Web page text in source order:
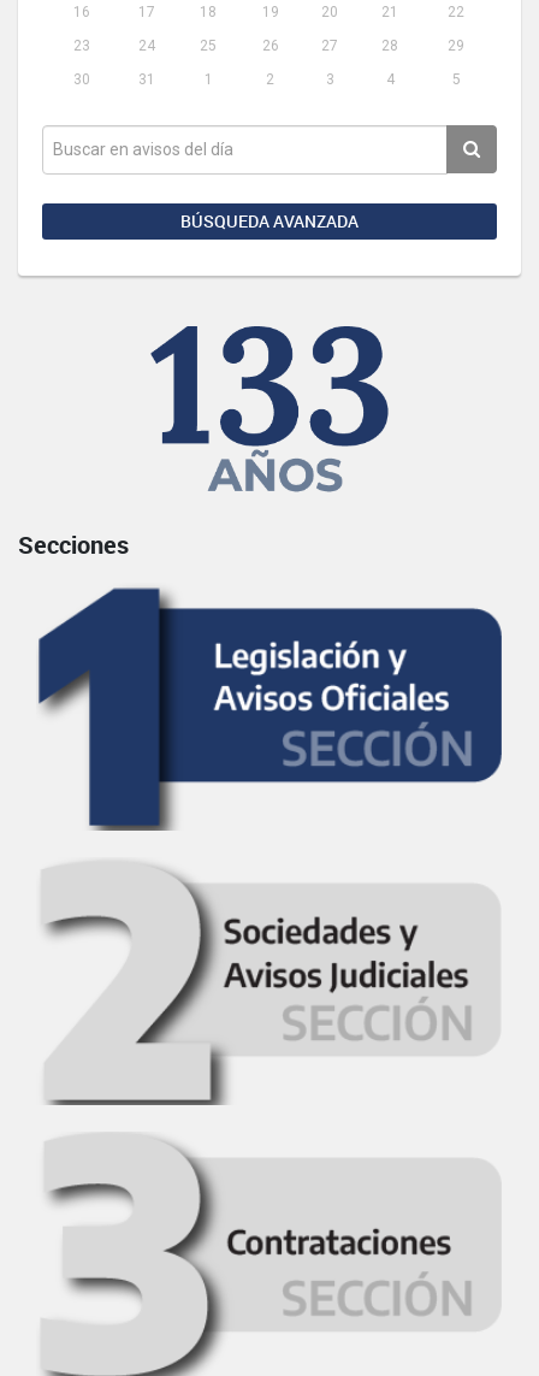
16
17 18 19 20 21
22
23
24 25 26 27 28
29
30
31 1 2 3 4 5
BÚSQUEDA AVANZADA
Secciones